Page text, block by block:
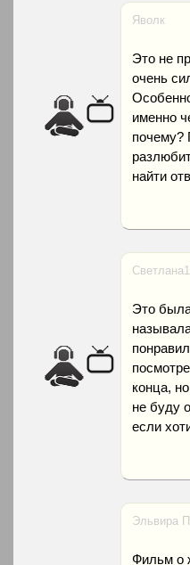
Яволк
Это не
очень
именно
почему?
найти
Это
конца,
не буду
если
Эльвира
Фильм о